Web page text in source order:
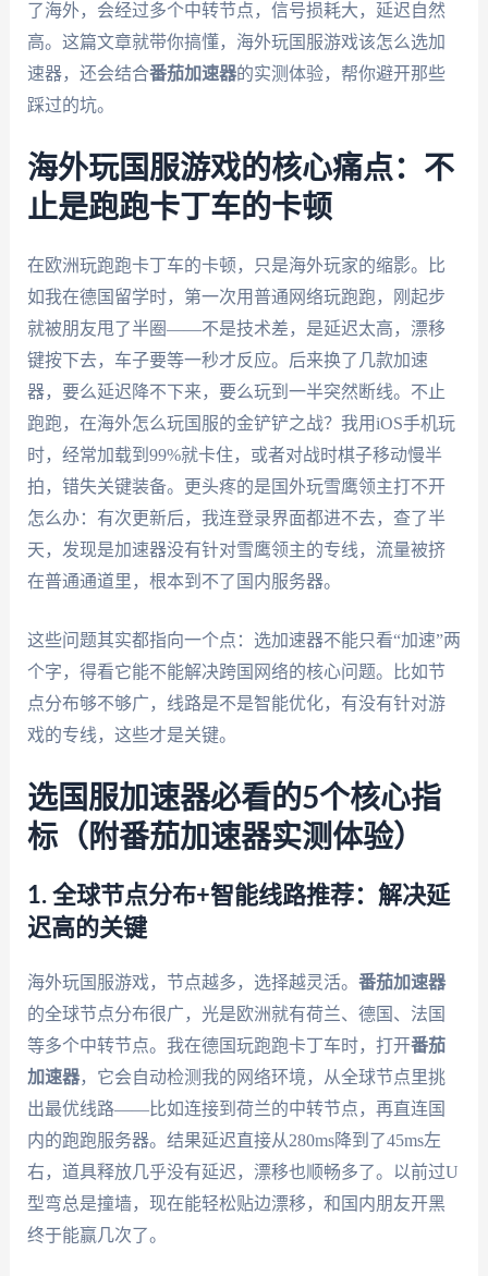
了海外，会经过多个中转节点，信号损耗大，延迟自然
高。这篇文章就带你搞懂，海外玩国服游戏该怎么选加
速器，还会结合番茄加速器的实测体验，帮你避开那些
踩过的坑。
海外玩国服游戏的核心痛点：不
止是跑跑卡丁车的卡顿
在欧洲玩跑跑卡丁车的卡顿，只是海外玩家的缩影。比
如我在德国留学时，第一次用普通网络玩跑跑，刚起步
就被朋友甩了半圈——不是技术差，是延迟太高，漂移
键按下去，车子要等一秒才反应。后来换了几款加速
器，要么延迟降不下来，要么玩到一半突然断线。不止
跑跑，在海外怎么玩国服的金铲铲之战？我用iOS手机玩
时，经常加载到99%就卡住，或者对战时棋子移动慢半
拍，错失关键装备。更头疼的是国外玩雪鹰领主打不开
怎么办：有次更新后，我连登录界面都进不去，查了半
天，发现是加速器没有针对雪鹰领主的专线，流量被挤
在普通通道里，根本到不了国内服务器。
这些问题其实都指向一个点：选加速器不能只看“加速”两
个字，得看它能不能解决跨国网络的核心问题。比如节
点分布够不够广，线路是不是智能优化，有没有针对游
戏的专线，这些才是关键。
选国服加速器必看的5个核心指
标（附番茄加速器实测体验）
1. 全球节点分布+智能线路推荐：解决延
迟高的关键
海外玩国服游戏，节点越多，选择越灵活。 番茄加速器
的全球节点分布很广，光是欧洲就有荷兰、德国、法国
等多个中转节点。我在德国玩跑跑卡丁车时，打开番茄
加速器，它会自动检测我的网络环境，从全球节点里挑
出最优线路——比如连接到荷兰的中转节点，再直连国
内的跑跑服务器。结果延迟直接从280ms降到了45ms左
右，道具释放几乎没有延迟，漂移也顺畅多了。以前过U
型弯总是撞墙，现在能轻松贴边漂移，和国内朋友开黑
终于能赢几次了。